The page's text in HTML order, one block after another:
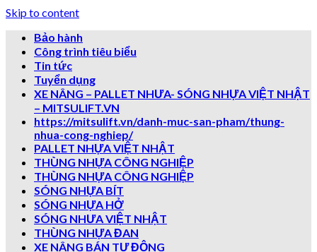
Skip to content
Bảo hành
Công trình tiêu biểu
Tin tức
Tuyển dụng
XE NÂNG – PALLET NHƯA- SÓNG NHỰA VIỆT NHẬT
– MITSULIFT.VN
https://mitsulift.vn/danh-muc-san-pham/thung-
nhua-cong-nghiep/
PALLET NHỰA VIỆT NHẬT
THÙNG NHỰA CÔNG NGHIỆP
THÙNG NHỰA CÔNG NGHIỆP
SÓNG NHỰA BÍT
SÓNG NHỰA HỞ
SÓNG NHƯA VIỆT NHẬT
THÙNG NHỰA ĐAN
XE NÂNG BÁN TỰ ĐỘNG